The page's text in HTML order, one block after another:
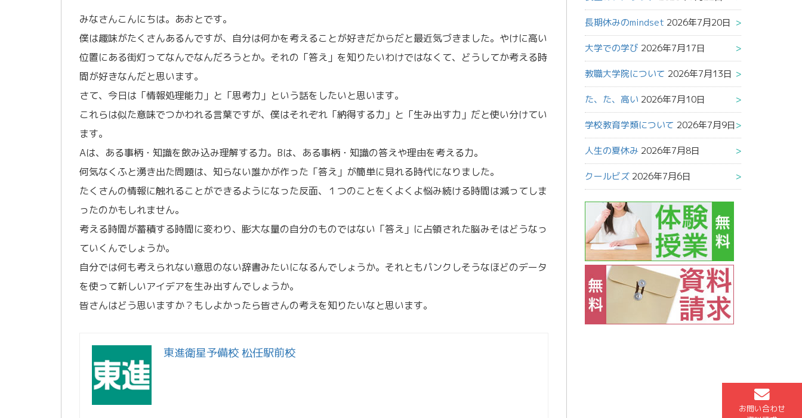
お問い合わせ
みなさんこんにちは。あおとです。
僕は趣味がたくさんあるんですが、自分は何かを考えることが好きだからだと最近気づきました。やけに高い
位置にある街灯ってなんでなんだろうとか。それの「答え」を知りたいわけではなくて、どうしてか考える時
間が好きなんだと思います。
さて、今日は「情報処理能力」と「思考力」という話をしたいと思います。
これらは似た意味でつかわれる言葉ですが、僕はそれぞれ「納得する力」と「生み出す力」だと使い分けてい
ます。
Aは、ある事柄・知識を飲み込み理解する力。Bは、ある事柄・知識の答えや理由を考える力。
何気なくふと湧き出た問題は、知らない誰かが作った「答え」が簡単に見れる時代になりました。
たくさんの情報に触れることができるようになった反面、１つのことをくよくよ悩み続ける時間は減ってしま
ったのかもしれません。
考える時間が蓄積する時間に変わり、膨大な量の自分のものではない「答え」に占領された脳みそはどうなっ
ていくんでしょうか。
自分では何も考えられない意思のない辞書みたいになるんでしょうか。それともパンクしそうなほどのデータ
を使って新しいアイデアを生み出すんでしょうか。
皆さんはどう思いますか？もしよかったら皆さんの考えを知りたいなと思います。
東進衛星予備校 松任駅前校
長期休みのmindset 2026年7月20日
大学での学び 2026年7月17日
教職大学院について 2026年7月13日
た、た、高い 2026年7月10日
学校教育学類について 2026年7月9日
人生の夏休み 2026年7月8日
クールビズ 2026年7月6日